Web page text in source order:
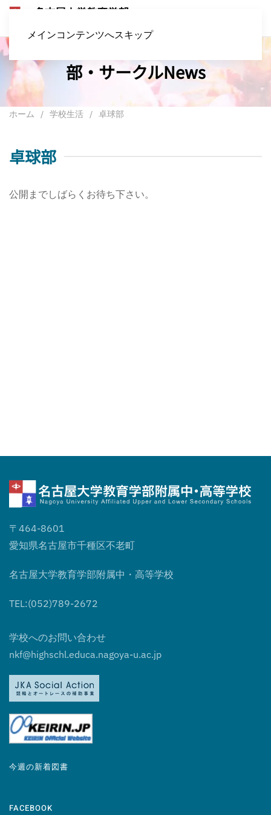
メインコンテンツへスキップ
部・サークルNews
ホーム 学校生活 卓球部
卓球部
公開までしばらくお待ち下さい。
〒464-8601
愛知県名古屋市千種区不老町
名古屋大学教育学部附属中・高等学校
TEL:(052)789-2672
学校へのお問い合わせ
nkf@highschl.educa.nagoya-u.ac.jp
今週の新着図書
FACEBOOK